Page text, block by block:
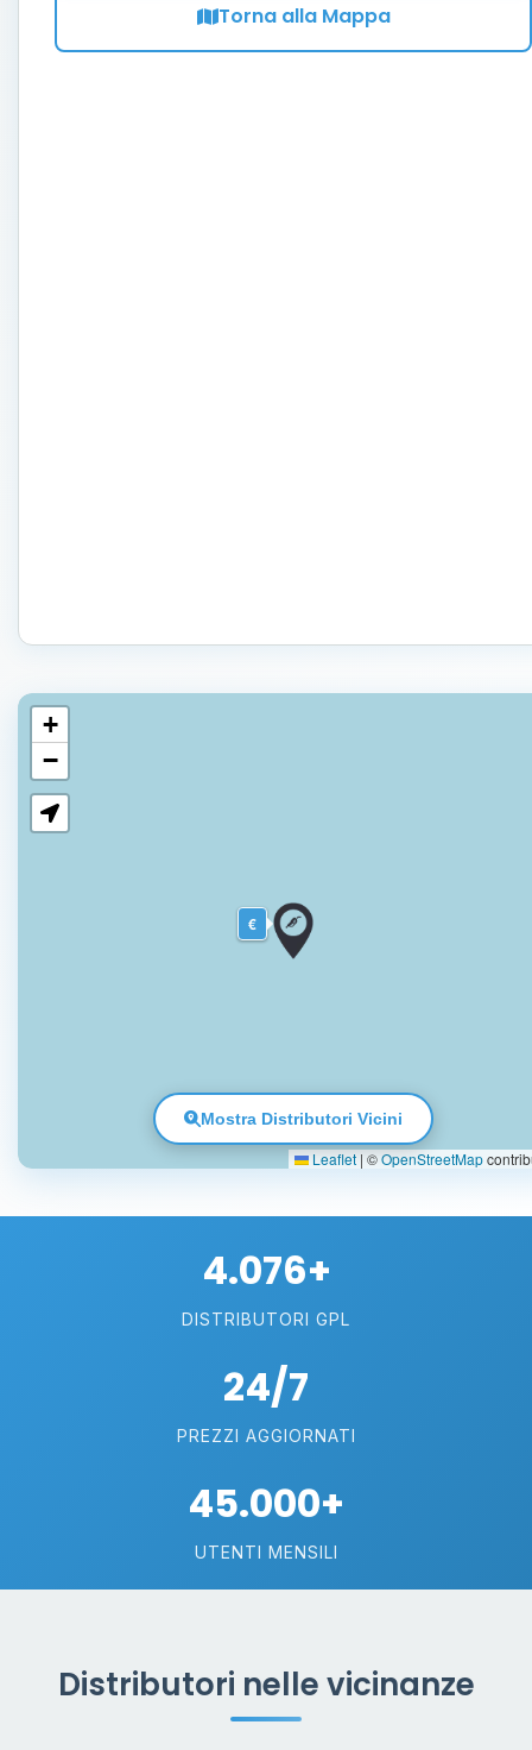
Torna alla Mappa
€
+
−
Leaflet | ©OpenStreetMap
Mostra Distributori Vicini
4.076+
DISTRIBUTORI GPL
24/7
PREZZI AGGIORNATI
45.000+
UTENTI MENSILI
Distributori nelle vicinanze